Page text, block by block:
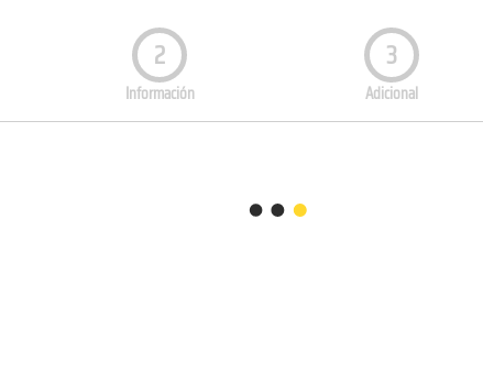
2
Información
3
Adicional